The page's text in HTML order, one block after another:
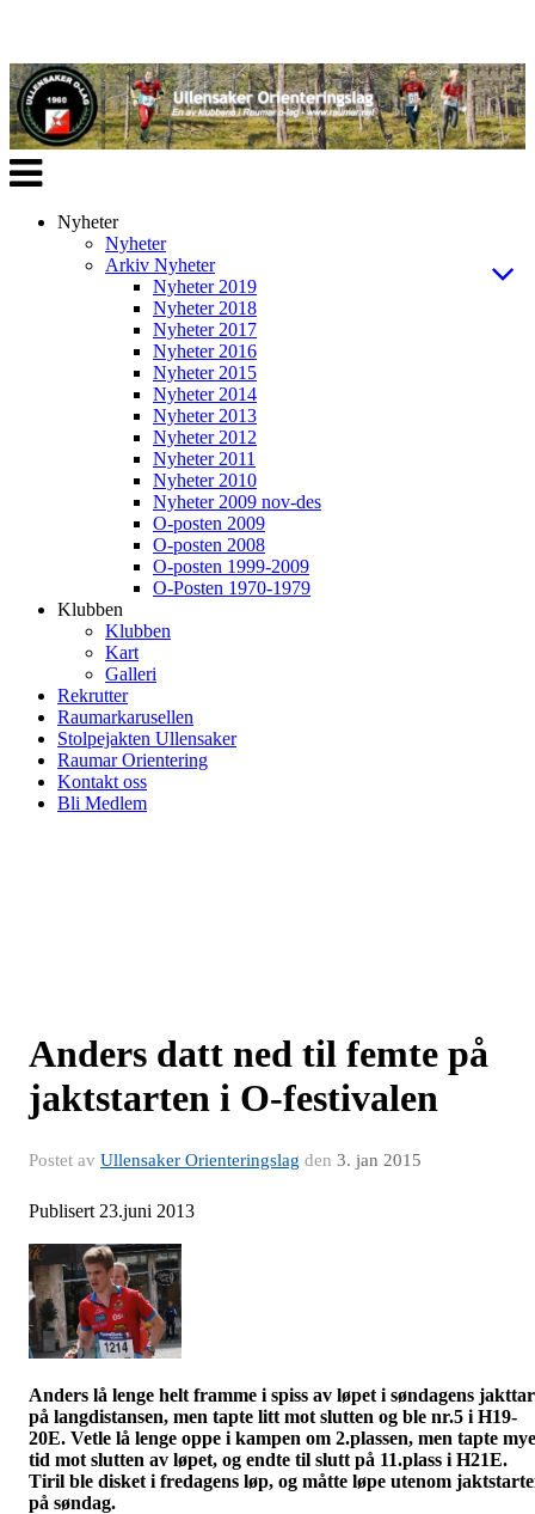
Veksle
navigasjon
Nyheter
Nyheter
Arkiv Nyheter
Nyheter 2019
Nyheter 2018
Nyheter 2017
Nyheter 2016
Nyheter 2015
Nyheter 2014
Nyheter 2013
Nyheter 2012
Nyheter 2011
Nyheter 2010
Nyheter 2009 nov-des
O-posten 2009
O-posten 2008
O-posten 1999-2009
O-Posten 1970-1979
Klubben
Klubben
Kart
Galleri
Rekrutter
Raumarkarusellen
Stolpejakten Ullensaker
Raumar Orientering
Kontakt oss
Bli Medlem
Anders datt ned til femte på
jaktstarten i O-festivalen
Postet av Ullensaker Orienteringslag den 3. jan 2015
Publisert 23.juni 2013
Anders lå lenge helt framme i spiss av løpet i søndagens
på langdistansen, men tapte litt mot slutten og ble nr.5 i H19-
20E. Vetle lå lenge oppe i kampen om 2.plassen, men tapte mye
tid mot slutten av løpet, og endte til slutt på 11.plass i H21E.
Tiril ble disket i fredagens løp, og måtte løpe utenom
på søndag.